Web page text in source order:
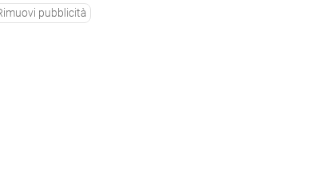
pubblicità